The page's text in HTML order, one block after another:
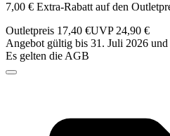
7,00 € Extra-Rabatt auf den
Outletpreis 17,40 €UVP 24,90 €
Angebot gültig bis 31. Juli 2026
Es gelten die AGB